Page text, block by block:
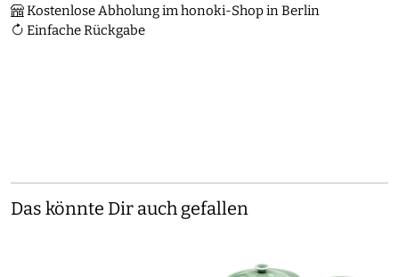
Kostenlose Abholung im honoki-Shop in Berlin
Einfache Rückgabe
Das könnte Dir auch gefallen